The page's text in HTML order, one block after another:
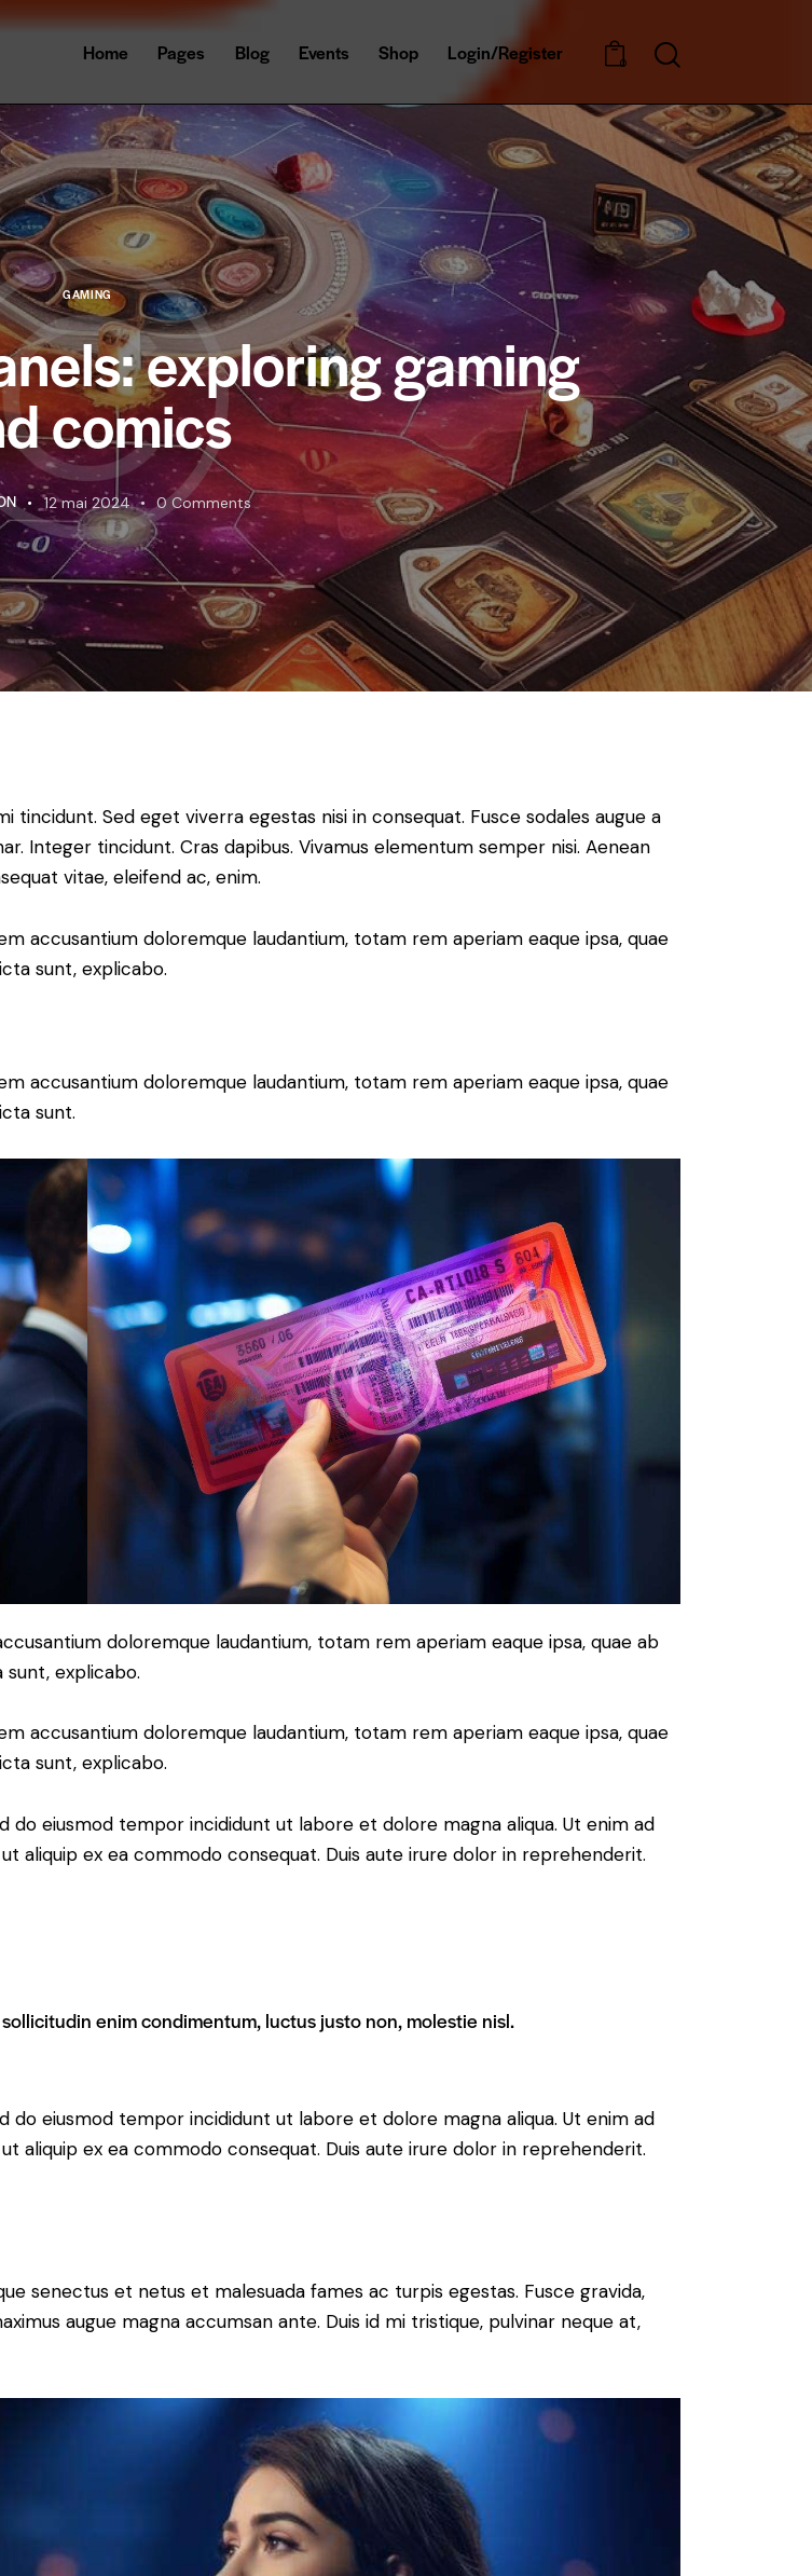
Home Pages Blog Events Shop Login/Register 0
GAMING
exploring gaming
comics
12 mai 2024 0 Comments
tincidunt. Sed eget viverra egestas nisi in consequat. Fusce sodales augue a
Integer tincidunt. Cras dapibus. Vivamus elementum semper nisi. Aenean
vitae, eleifend ac, enim.
accusantium doloremque laudantium, totam rem aperiam eaque ipsa, quae
sunt, explicabo.
accusantium doloremque laudantium, totam rem aperiam eaque ipsa, quae
sunt.
doloremque laudantium, totam rem aperiam eaque ipsa, quae ab
explicabo.
accusantium doloremque laudantium, totam rem aperiam eaque ipsa, quae
sunt, explicabo.
eiusmod tempor incididunt ut labore et dolore magna aliqua. Ut enim ad
aliquip ex ea commodo consequat. Duis aute irure dolor in reprehenderit.
enim condimentum, luctus justo non, molestie nisl.
eiusmod tempor incididunt ut labore et dolore magna aliqua. Ut enim ad
aliquip ex ea commodo consequat. Duis aute irure dolor in reprehenderit.
senectus et netus et malesuada fames ac turpis egestas. Fusce gravida,
augue magna accumsan ante. Duis id mi tristique, pulvinar neque at,